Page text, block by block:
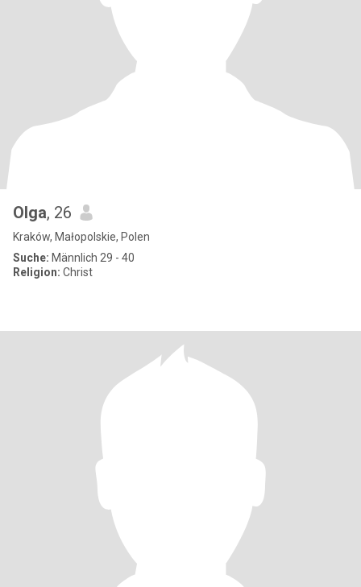
Olga, 26
Kraków, Małopolskie, Polen
Suche: Männlich 29 - 40
Religion: Christ